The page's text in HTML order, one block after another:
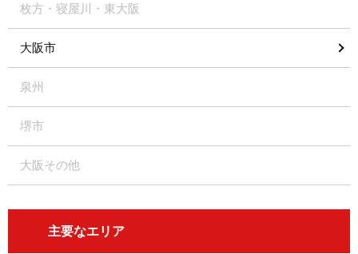
枚方・寝屋川・東大阪
大阪市
泉州
堺市
大阪その他
主要なエリア